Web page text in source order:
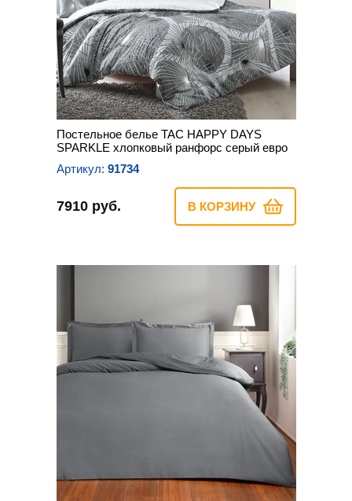
Постельное белье TAC HAPPY DAYS
SPARKLE хлопковый ранфорс серый евро
Артикул: 91734
7910 руб. В КОРЗИНУ